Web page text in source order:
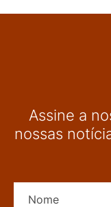
Assine a
nossas